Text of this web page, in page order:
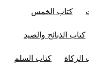
كتاب الخمس
كتاب الذبائح والصيد
الزكاة كتاب السلم